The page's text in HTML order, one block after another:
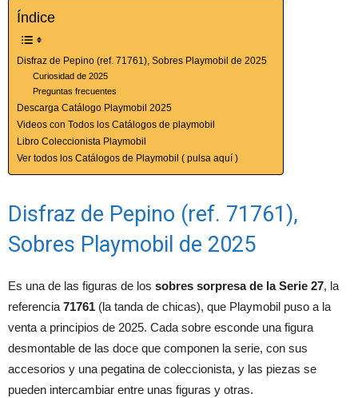
Índice
Disfraz de Pepino (ref. 71761), Sobres Playmobil de 2025
Curiosidad de 2025
Preguntas frecuentes
Descarga Catálogo Playmobil 2025
Videos con Todos los Catálogos de playmobil
Libro Coleccionista Playmobil
Ver todos los Catálogos de Playmobil ( pulsa aquí )
Disfraz de Pepino (ref. 71761),
Sobres Playmobil de 2025
Es una de las figuras de los sobres sorpresa de la Serie 27, la
referencia 71761 (la tanda de chicas), que Playmobil puso a la
venta a principios de 2025. Cada sobre esconde una figura
desmontable de las doce que componen la serie, con sus
accesorios y una pegatina de coleccionista, y las piezas se
pueden intercambiar entre unas figuras y otras.